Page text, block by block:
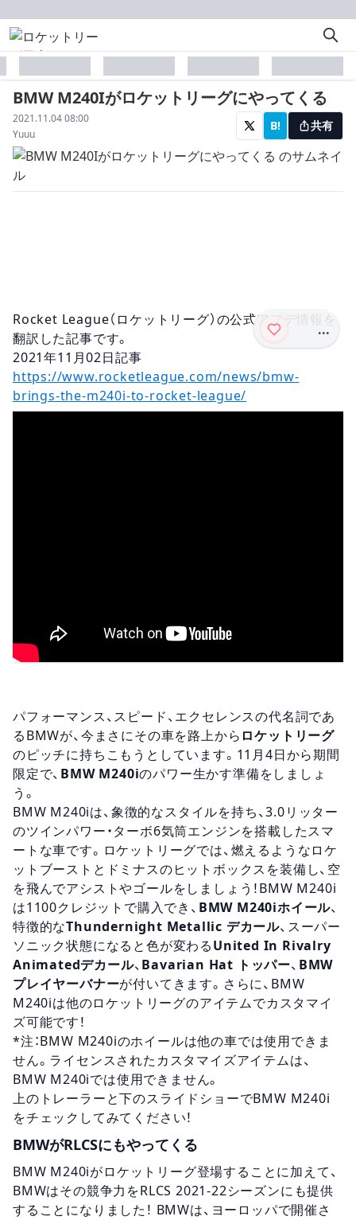
BMW M240Iがロケットリーグにやってくる
配信日
2021.11.04 08:00
著者
Yuuu
B! 共有
...
Rocket League（ロケットリーグ）の公式アプデ情報を
翻訳した記事です。
2021年11月02 日 記事
https://www.rocketleague.com/news/bmw-
brings-the-m240i-to-rocket-league/
パフォーマンス、スピード、エクセレンスの代名詞であ
るBMWが、今まさにその車を路上から ロケットリーグ
のピッチに持ちこもうとしています。11月4日から期間
限定で、 BMW M240iのパワー生かす準備をしましょ
う。
BMW M240iは、象徴的なスタイルを持ち、3.0リッター
のツインパワー・ターボ6気筒エンジンを搭載したスマ
ートな車です。ロケットリーグでは、燃えるようなロケ
ットブーストとドミナスのヒットボックスを装備し、空
を飛んでアシストやゴールをしましょう！BMW M240i
は1100クレジットで購入でき、 BMW M240iホイール、
特徴的なThundernight Metallic デカール、スーパー
ソニック状態になると色が変わる United In Rivalry
Animatedデカール、 Bavarian Hat トッパー、 BMW
プレイヤーバナーが付いてきます。さらに、BMW
M240iは他のロケットリーグのアイテムでカスタマイ
ズ可能です！
*注：BMW M240iのホイールは他の車では使用できま
せん。ライセンスされたカスタマイズアイテムは、
BMW M240iでは使用できません。
上のトレーラーと下のスライドショーでBMW M240i
をチェックしてみてください！
BMWがRLCSにもやってくる
BMW M240iがロケットリーグ登場することに加えて、
BMWはその競争力をRLCS 2021-22シーズンにも提供
することになりました！ BMWは、ヨーロッパで開催さ